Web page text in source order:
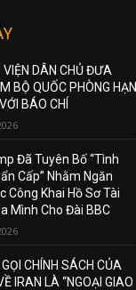
VIỆN DÂN CHỦ ĐƯA
BỘ QUỐC PHÒNG HẠN
BÁO CHÍ
Đã Tuyên Bố “Tình
Cấp” Nhằm Ngăn
Công Khai Hồ Sơ Tài
Mình Cho Đài BBC
CHÍNH SÁCH CỦA
IRAN LÀ “NGOẠI GIAO